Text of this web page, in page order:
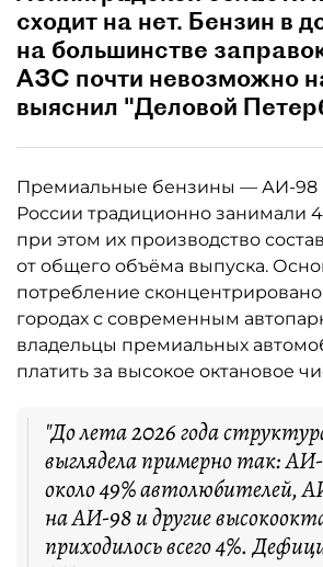
сходит на нет. Бензин в
на большинстве
АЗС почти невозможно
выяснил "Деловой
Премиальные бензины — АИ-98
России традиционно занимали
при этом их производство
от общего объёма выпуска.
потребление
городах с современным
владельцы премиальных
платить за высокое октановое
"До лета 2026 года
выглядела примерно так:
около 49% автолюбителей,
на АИ-98 и другие
приходилось всего 4%.